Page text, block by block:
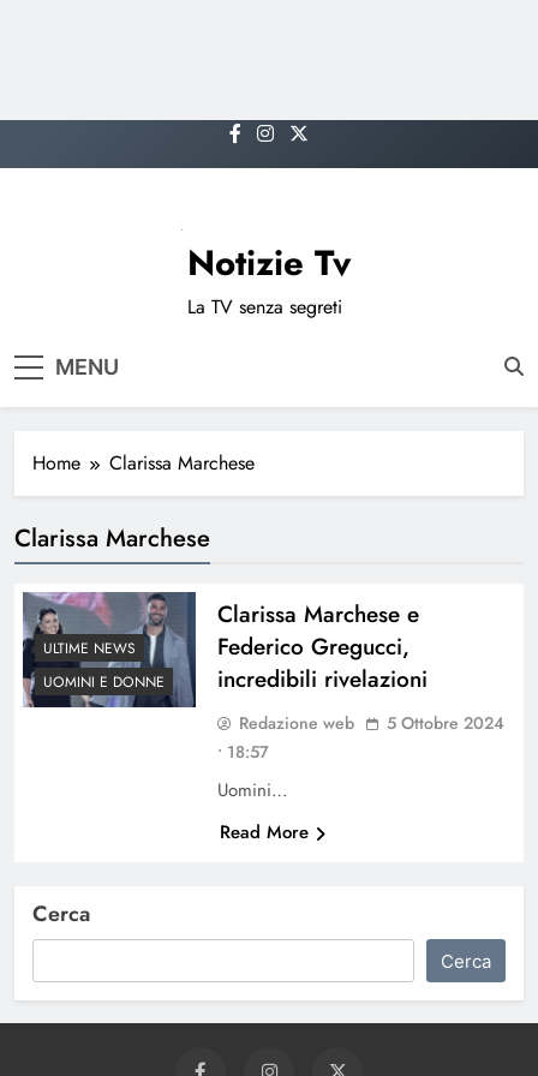
to
Notizie Tv
La TV senza segreti
MENU
Home Clarissa Marchese
Clarissa Marchese
ULTIME NEWS
UOMINI E DONNE
Clarissa Marchese e
Federico Gregucci,
incredibili rivelazioni
Redazione web
5 Ottobre 2024
• 18:57
Uomini…
Read More
Cerca
Cerca